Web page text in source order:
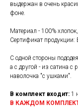
выдержан в очень
фоне.
Материал - 100%
Сертификат
С одной стороны
а с другой - из сатина
наволочка "с ушками".
В комплект входит: 1
В КАЖДОМ